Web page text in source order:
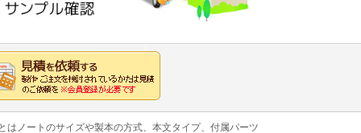
ノートのサイズや製本の方式、本文タイプ、付属パーツ